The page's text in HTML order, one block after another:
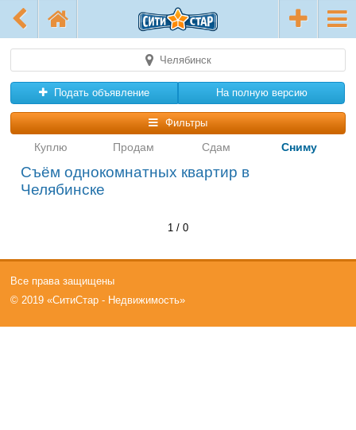
Челябинск
Подать объявление На полную версию
Фильтры
Куплю Продам Сдам Сниму
Съём однокомнатных квартир в
Челябинске
1 / 0
Все права защищены
© 2019 «СитиСтар - Недвижимость»